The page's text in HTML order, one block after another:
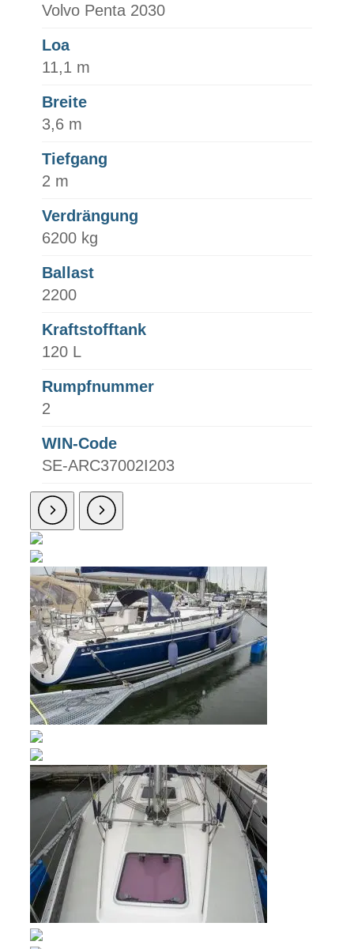
Volvo Penta 2030
Loa
11,1 m
Breite
3,6 m
Tiefgang
2 m
Verdrängung
6200 kg
Ballast
2200
Kraftstofftank
120 L
Rumpfnummer
2
WIN-Code
SE-ARC37002I203